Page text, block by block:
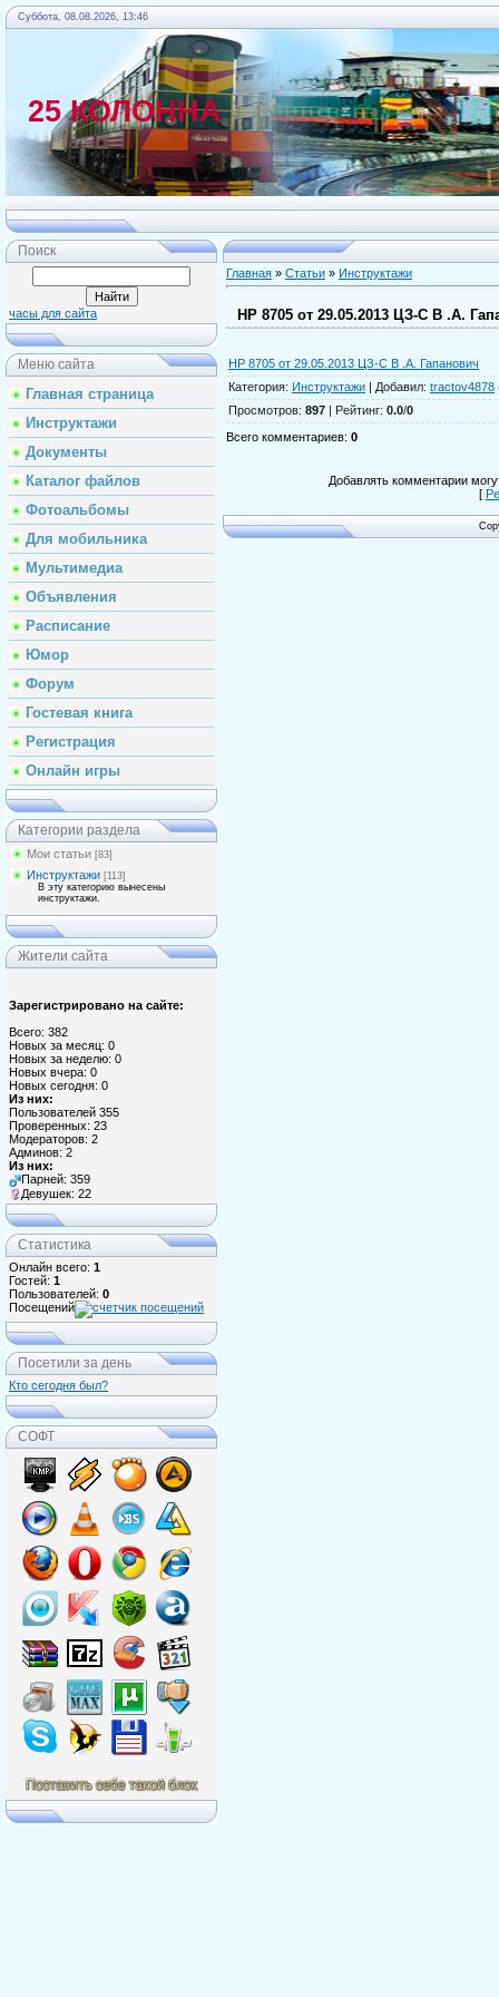
Суббота, 08.08.2026, 13:46
25 КОЛОННА
Поиск
часы для сайта
Меню сайта
Главная страница
Инструктажи
Документы
Каталог файлов
Фотоальбомы
Для мобильника
Мультимедиа
Объявления
Расписание
Юмор
Форум
Гостевая книга
Регистрация
Онлайн игры
Категории раздела
Мои статьи [83]
Инструктажи [113]
В эту категорию вынесены
инструктажи.
Жители сайта
Зарегистрировано на сайте:
Всего: 382
Новых за месяц: 0
Новых за неделю: 0
Новых вчера: 0
Новых сегодня: 0
Из них:
Пользователей 355
Проверенных: 23
Модераторов: 2
Админов: 2
Из них:
Парней: 359
Девушек: 22
Статистика
Онлайн всего: 1
Гостей: 1
Пользователей: 0
Посещений
Посетили за день
Кто сегодня был?
СОФТ
Главная » Статьи » Инструктажи
НР 8705 от 29.05.2013 ЦЗ-С В .А.
НР 8705 от 29.05.2013 ЦЗ-С В .А. Гапанович
Категория: Инструктажи | Добавил: tractov4878
Просмотров: 897 | Рейтинг: 0.0/0
Всего комментариев: 0
Добавлять комментарии
[